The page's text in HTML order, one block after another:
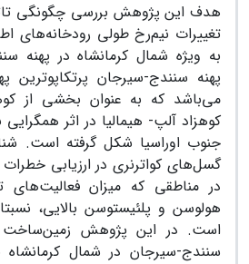
هدف این پژوهش بررسی چگونگی
تغییرات نیم‌رخ طولی رودخانه‌های
به ویژه شمال کرمانشاه در پهنه
پهنه سنندج-سیرجان پرتکاپوترین
می‌باشد که به عنوان بخشی از
کوهزاد آلپ- هیمالیا در اثر
جنوب اوراسیا شکل گرفته است.
گسل‌های کواترنری در ارزیابی
در مناطقی که میزان فعالیت‌های
هولوسن و پلئیستوسن بالایی،
است. در این پژوهش زمین‌ساخت
سنندج-سیرجان در شمال کرمانشاه